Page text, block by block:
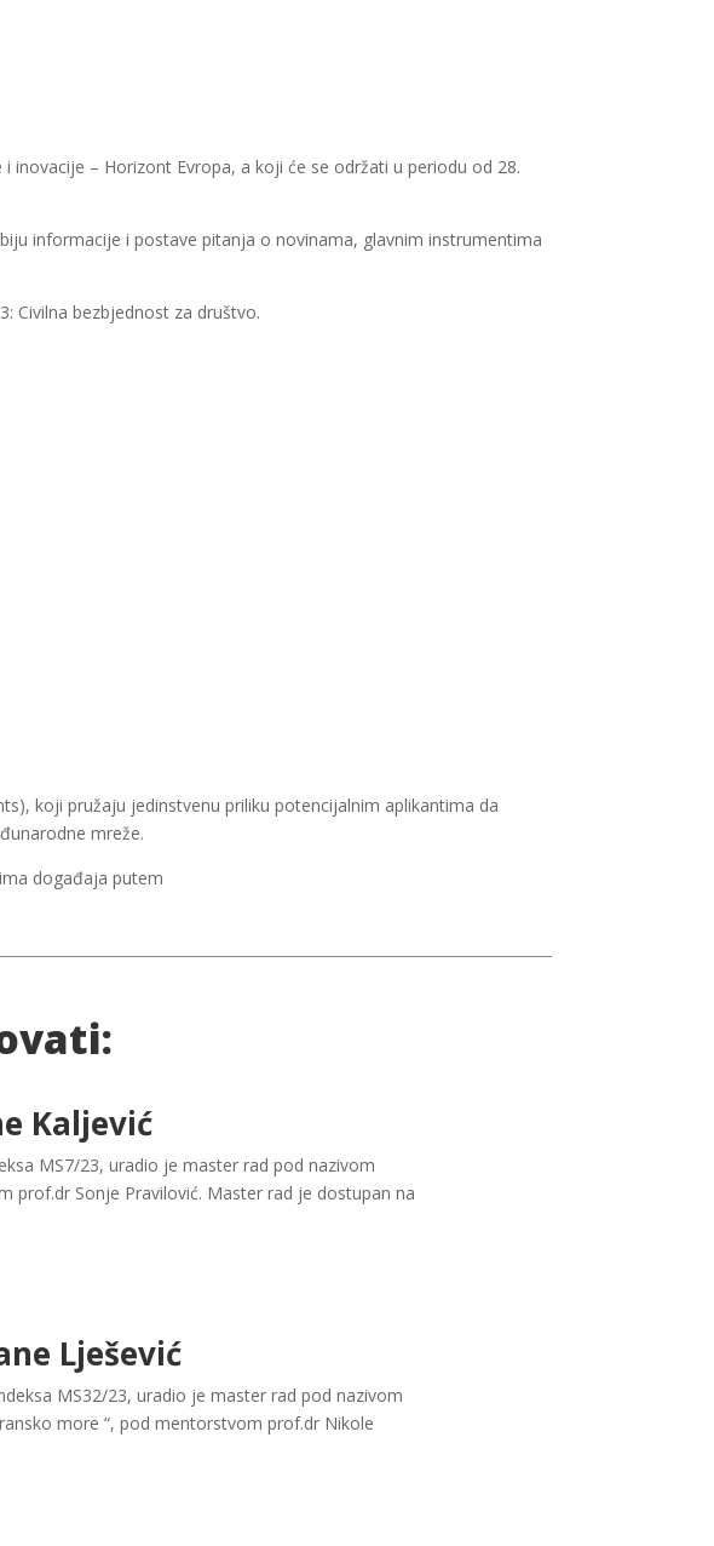
inovacije – Horizont Evropa, a koji će se održati u periodu od 28.
informacije i postave pitanja o novinama, glavnim instrumentima
Civilna bezbjednost za društvo.
koji pružaju jedinstvenu priliku potencijalnim aplikantima da
mreže.
događaja putem
Kaljević
MS7/23, uradio je master rad pod nazivom
prof.dr Sonje Pravilović. Master rad je dostupan na
Lješević
MS32/23, uradio je master rad pod nazivom
more “, pod mentorstvom prof.dr Nikole